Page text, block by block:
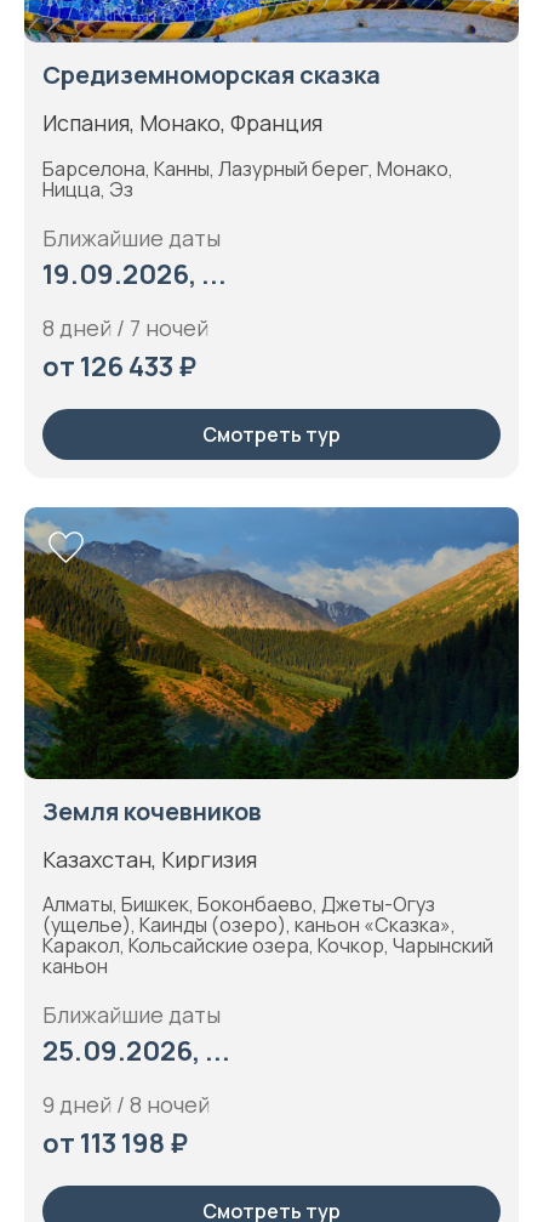
Средиземноморская сказка
Испания, Монако, Франция
Барселона, Канны, Лазурный берег, Монако,
Ницца, Эз
Ближайшие даты
19.09.2026, ...
8 дней / 7 ночей
от 126 433 ₽
Смотреть тур
Земля кочевников
Казахстан, Киргизия
Алматы, Бишкек, Боконбаево, Джеты-Огуз
(ущелье), Каинды (озеро), каньон «Сказка»,
Каракол, Кольсайские озера, Кочкор, Чарынский
каньон
Ближайшие даты
25.09.2026, ...
9 дней / 8 ночей
от 113 198 ₽
Смотреть тур